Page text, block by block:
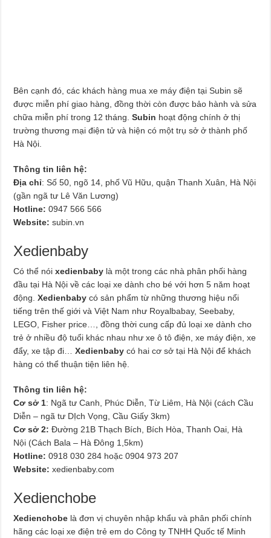
Bên cạnh đó, các khách hàng mua xe máy điện tại Subin sẽ
được miễn phí giao hàng, đồng thời còn được bảo hành và sửa
chữa miễn phí trong 12 tháng. Subin hoạt động chính ở thị
trường thương mại điện tử và hiện có một trụ sở ở thành phố
Hà Nội.
Thông tin liên hệ:
Địa chỉ: Số 50, ngõ 14, phố Vũ Hữu, quận Thanh Xuân, Hà Nội
(gần ngã tư Lê Văn Lương)
Hotline: 0947 566 566
Website: subin.vn
Xedienbaby
Có thể nóixedienbaby là một trong các nhà phân phối hàng
đầu tại Hà Nội về các loại xe dành cho bé với hơn 5 năm hoạt
động.Xedienbaby có sản phẩm từ những thương hiệu nổi
tiếng trên thế giới và Việt Nam như Royalbabay, Seebaby,
LEGO, Fisher price…, đồng thời cung cấp đủ loại xe dành cho
trẻ ở nhiều độ tuổi khác nhau như xe ô tô điện, xe máy điện, xe
đẩy, xe tập đi…Xedienbabycó hai cơ sở tại Hà Nội để khách
hàng có thể thuận tiện liên hệ.
Thông tin liên hệ:
Cơ sở 1: Ngã tư Canh, Phúc Diễn, Từ Liêm, Hà Nội (cách Cầu
Diễn – ngã tư DỊch Vọng, Cầu Giấy 3km)
Cơ sở 2: Đường 21B Thạch Bích, Bích Hòa, Thanh Oai, Hà
Nội (Cách Bala – Hà Đông 1,5km)
Hotline: 0918 030 284 hoặc 0904 973 207
Website: xedienbaby.com
Xedienchobe
Xedienchobe là đơn vị chuyên nhập khẩu và phân phối chính
hãng các loại xe điện trẻ em do Công ty TNHH Quốc tế Minh